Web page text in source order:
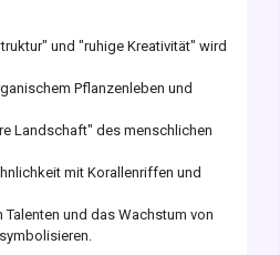
und "ruhige Kreativität" wird
Pflanzenleben und
Landschaft" des menschlichen
mit Korallenriffen und
und das Wachstum von